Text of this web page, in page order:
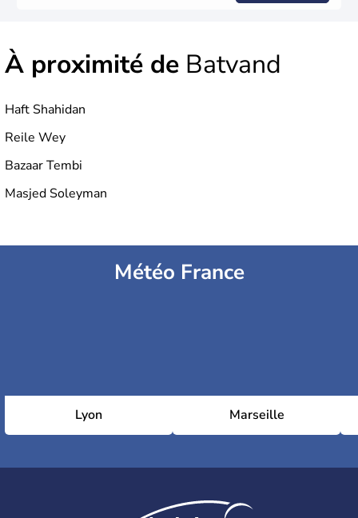
À proximité de Batvand
Haft Shahidan
Reile Wey
Bazaar Tembi
Masjed Soleyman
Météo France
Lyon Marseille